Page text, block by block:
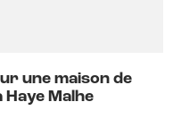
une maison de
Malhe